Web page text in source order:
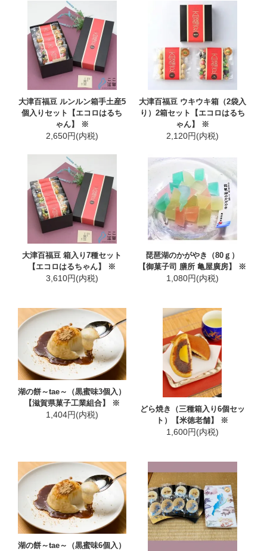
大津百福豆 ルンルン箱手土産5
個入りセット【エコロはるち
ゃん】 ※
2,650円(内税)
大津百福豆 ウキウキ箱（2袋入
り）2箱セット【エコロはるち
ゃん】 ※
2,120円(内税)
大津百福豆 箱入り7種セット
【エコロはるちゃん】 ※
3,610円(内税)
琵琶湖のかがやき（80ｇ）
【御菓子司 膳所 亀屋廣房】 ※
1,080円(内税)
湖の餅～tae～（黒蜜味3個入）
【滋賀県菓子工業組合】 ※
1,404円(内税)
どら焼き（三種箱入り6個セッ
ト）【米徳老舗】 ※
1,600円(内税)
湖の餅～tae～（黒蜜味6個入）